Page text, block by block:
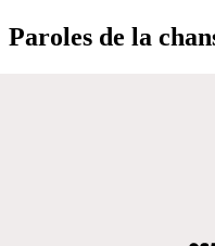
Paroles de la